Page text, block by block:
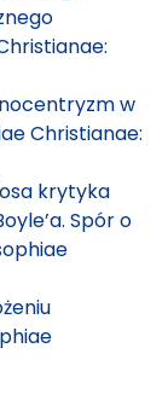
w
Christianae:
krytyka
Spór o